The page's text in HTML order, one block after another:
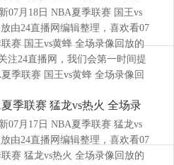
07月18日 NBA夏季联赛 国王vs
由24直播网编辑整理，喜欢看07
赛 国王vs黄蜂 全场录像回放的
注24直播网，我们会第一时间提
季联赛 国王vs黄蜂 全场录像回
季联赛 猛龙vs热火 全场录
07月17日 NBA夏季联赛 猛龙vs
由24直播网编辑整理，喜欢看07
赛 猛龙vs热火 全场录像回放的